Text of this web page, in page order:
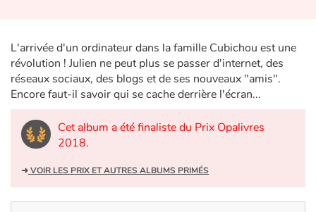
Voyage, épopée, enquête, aventure
Autour du monde
Apprentissage
Art, espace, activité
Documentaires
L'arrivée d'un ordinateur dans la famille Cubichou est une
révolution ! Julien ne peut plus se passer d'internet, des
réseaux sociaux, des blogs et de ses nouveaux "amis".
Encore faut-il savoir qui se cache derrière l'écran...
Cet album a été finaliste du Prix Opalivres
2018.
➜VOIR LES PRIX ET AUTRES ALBUMS PRIMÉS